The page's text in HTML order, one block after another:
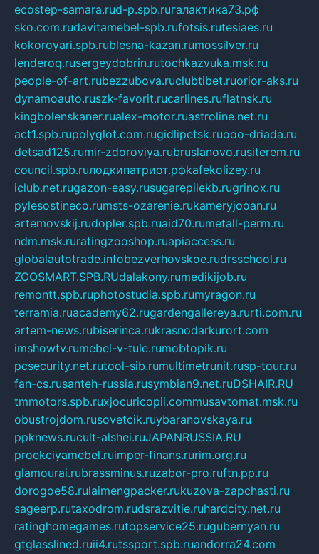
ecostep-samara.rud-p.spb.ruгалактика73.рф
sko.com.rudavitamebel-spb.rufotsis.rutesiaes.ru
kokoroyari.spb.rublesna-kazan.rumossilver.ru
lenderoq.rusergeydobrin.rutochkazvuka.msk.ru
people-of-art.rubezzubova.ruclubtibet.ruorior-aks.ru
dynamoauto.ruszk-favorit.rucarlines.ruflatnsk.ru
kingbolenskaner.rualex-motor.ruastroline.net.ru
act1.spb.rupolyglot.com.rugidlipetsk.ruooo-driada.ru
detsad125.rumir-zdoroviya.rubruslanovo.rusiterem.ru
council.spb.ruлодкипатриот.рфkafekolizey.ru
iclub.net.rugazon-easy.rusugarepilekb.rugrinox.ru
pylesostineco.rumsts-ozarenie.rukameryjooan.ru
artemovskij.rudopler.spb.ruaid70.rumetall-perm.ru
ndm.msk.ruratingzooshop.ruapiaccess.ru
globalautotrade.infobezverhovskoe.rudrsschool.ru
ZOOSMART.SPB.RUdalakony.rumedikijob.ru
remontt.spb.ruphotostudia.spb.rumyragon.ru
terramia.ruacademy62.rugardengallereya.rurti.com.ru
artem-news.rubiserinca.rukrasnodarkurort.com
imshowtv.rumebel-v-tule.rumobtopik.ru
pcsecurity.net.rutool-sib.rumultimetrunit.rusp-tour.ru
fan-cs.rusanteh-russia.rusymbian9.net.ruDSHAIR.RU
tmmotors.spb.ruxjocuricopii.commusavtomat.msk.ru
obustrojdom.rusovetcik.ruybaranovskaya.ru
ppknews.rucult-alshei.ruJAPANRUSSIA.RU
proekciyamebel.ruimper-finans.rurim.org.ru
glamourai.rubrassminus.ruzabor-pro.ruftn.pp.ru
dorogoe58.rulaimengpacker.rukuzova-zapchasti.ru
sageerp.rutaxodrom.rudsrazvitie.ruhardcity.net.ru
ratinghomegames.rutopservice25.rugubernyan.ru
gtglasslined.ruii4.rutssport.spb.ruandorra24.com